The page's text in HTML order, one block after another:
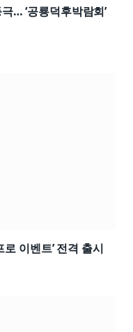
… ‘공룡덕후박람회’
이벤트’ 전격 출시